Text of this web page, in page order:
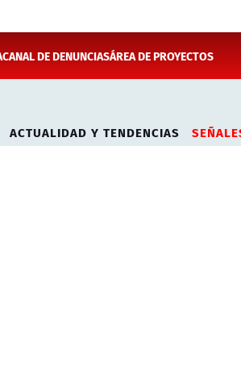
CANAL DE DENUNCIASÁREA DE PROYECTOS
ACTUALIDAD Y TENDENCIAS